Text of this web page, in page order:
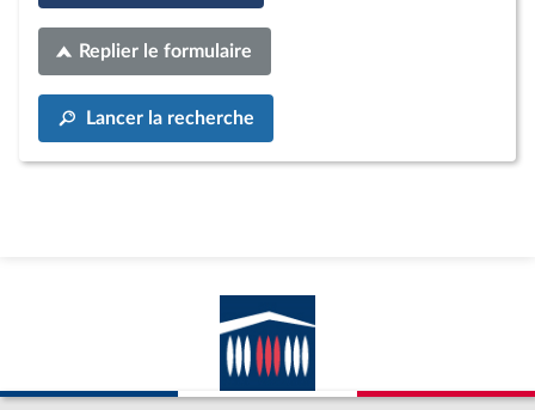
Replier le formulaire
Lancer la recherche